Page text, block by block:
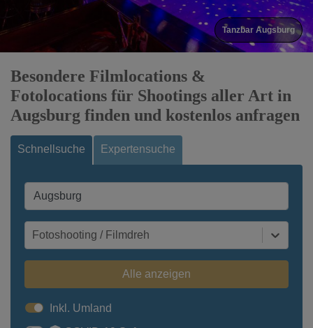
Tanzbar Augsburg
Besondere Filmlocations &
Fotolocations für Shootings aller Art in
Augsburg finden und kostenlos anfragen
Schnellsuche Expertensuche
Fotoshooting / Filmdreh
Alle anzeigen
Inkl. Umland